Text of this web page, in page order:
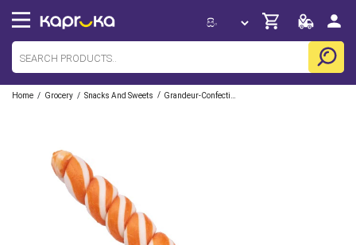
Home / Grocery / Snacks And Sweets /